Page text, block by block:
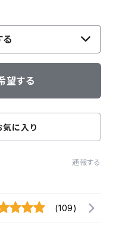
る
望する
気に入り
通報する
(109)